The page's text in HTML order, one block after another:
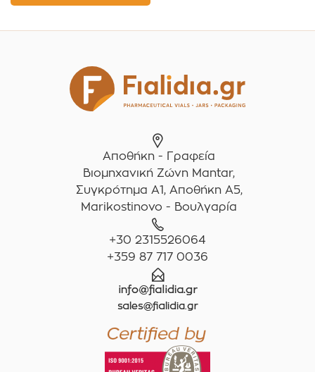
Αποθήκη - Γραφεία
Βιομηχανική Ζώνη Mantar,
Συγκρότημα A1, Αποθήκη Α5,
Marikostinovo - Βουλγαρία
+30 2315526064
+359 87 717 0036